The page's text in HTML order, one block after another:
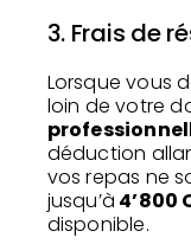
3. Frais de
Lorsque vous
loin de votre
déduction
vos repas ne
jusqu’à 4’800
disponible.